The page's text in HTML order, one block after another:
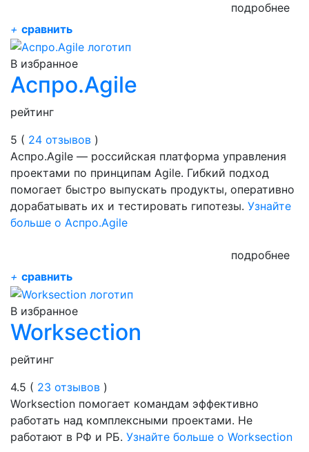
подробнее
+ сравнить
В избранное
Аспро.Agile
рейтинг
5 ( 24 отзывов )
Аспро.Agile — российская платформа управления
проектами по принципам Agile. Гибкий подход
помогает быстро выпускать продукты, оперативно
дорабатывать их и тестировать гипотезы. Узнайте
больше о Аспро.Agile
подробнее
+ сравнить
В избранное
Worksection
рейтинг
4.5 ( 23 отзывов )
Worksection помогает командам эффективно
работать над комплексными проектами. Не
работают в РФ и РБ. Узнайте больше о Worksection